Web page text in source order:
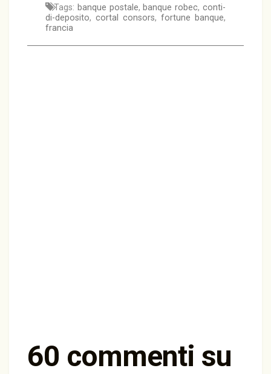
Tags: banque postale, banque robec,conti-
di-deposito, cortal consors, fortune banque,
francia
60 commenti su